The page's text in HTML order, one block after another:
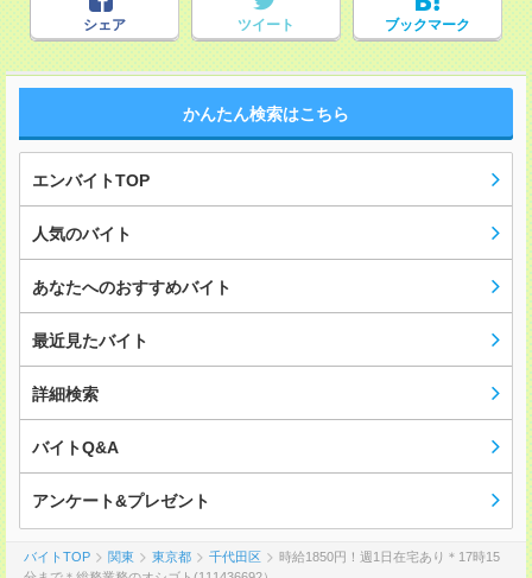
シェア ツイート ブックマーク
かんたん検索はこちら
エンバイトTOP
人気のバイト
あなたへのおすすめバイト
最近見たバイト
詳細検索
バイトQ&A
アンケート&プレゼント
バイトTOP 関東 東京都 千代田区
時給1850円！週1日在宅あり＊17時15